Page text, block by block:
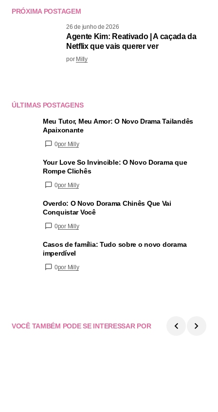
PRÓXIMA POSTAGEM
26 de junho de 2026
Agente Kim: Reativado | A caçada da
Netflix que vais querer ver
por Milly
ÚLTIMAS POSTAGENS
Meu Tutor, Meu Amor: O Novo Drama Tailandês
Apaixonante
0por Milly
Your Love So Invincible: O Novo Dorama que
Rompe Clichês
0por Milly
Overdo: O Novo Dorama Chinês Que Vai
Conquistar Você
0por Milly
Casos de família: Tudo sobre o novo dorama
imperdível
0por Milly
VOCÊ TAMBÉM PODE SE INTERESSAR POR